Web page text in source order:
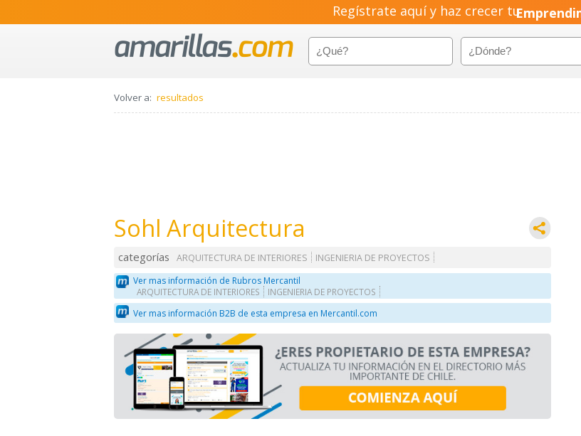
Regístrate aquí y haz crecer tu
Volver a: resultados
Sohl Arquitectura
categorías ARQUITECTURA DE INTERIORES
INGENIERIA DE PROYECTOS
Ver mas información de Rubros Mercantil
ARQUITECTURA DE INTERIORES INGENIERIA DE PROYECTOS
Ver mas información B2B de esta empresa en Mercantil.com